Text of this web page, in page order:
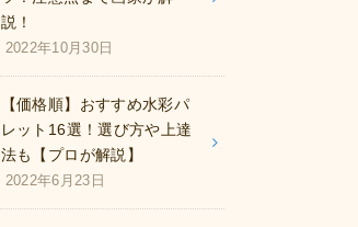
説！
2022年10月30日
【価格順】おすすめ水彩パ
レット16選！選び方や上達
法も【プロが解説】
2022年6月23日